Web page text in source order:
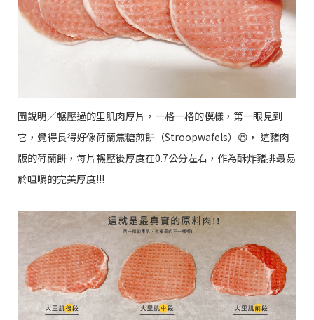
圖說明／輾壓過的里肌肉厚片，一格一格的模樣，第一眼見到
它，覺得長得好像荷蘭焦糖煎餅（Stroopwafels）😆， 這豬肉
版的荷蘭餅，每片輾壓後厚度在0.7公分左右，作為酥炸豬排最易
於咀嚼的完美厚度!!!